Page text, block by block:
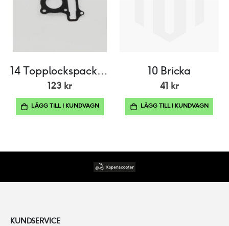
14 Topplockspackning
123 kr
LÄGG TILL I KUNDVAGN
10 Bricka
41 kr
LÄGG TILL I KUNDVAGN
KUNDSERVICE